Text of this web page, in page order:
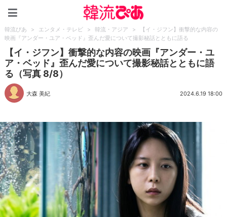
韓流ぴあ > エンタメ・テレビ > 韓流・アジア >
【イ・ジフン】衝撃的な内容の
映画『アンダー・ユア・ベッド』歪んだ愛について撮影秘話とともに語る
【イ・ジフン】衝撃的な内容の映画『アンダー・ユ
ア・ベッド』歪んだ愛について撮影秘話とともに語
る（写真 8/8）
大森 美紀 2024.6.19 18:00